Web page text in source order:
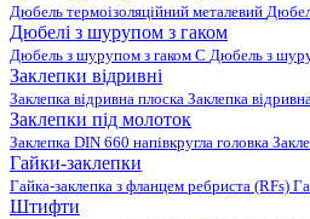
Дюбель термоізоляційний металевий
Дюбелі з шурупом з гаком
Дюбель з шурупом з гаком C Дюбель з
Заклепки відривні
Заклепка відривна плоска Заклепка
Заклепки під молоток
Заклепка DIN 660 напівкругла головка
Гайки-заклепки
Гайка-заклепка з фланцем ребриста (RFs)
Штифти